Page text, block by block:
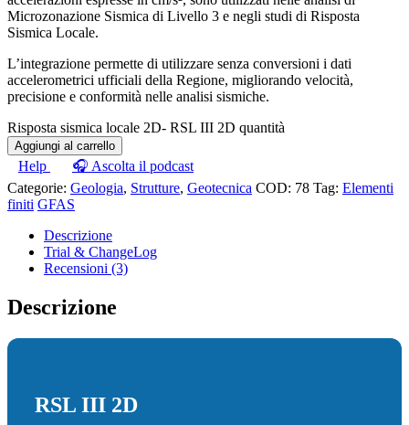
Microzonazione Sismica di Livello 3 e negli studi di Risposta
Sismica Locale.
L’integrazione permette di utilizzare senza conversioni i dati
accelerometrici ufficiali della Regione, migliorando velocità,
precisione e conformità nelle analisi sismiche.
Risposta sismica locale 2D- RSL III 2D quantità
Aggiungi al carrello
Help
🎧 Ascolta il podcast
Categorie: Geologia, Strutture, Geotecnica COD: 78 Tag: Elementi
finiti GFAS
Descrizione
Trial & ChangeLog
Recensioni (3)
Descrizione
RSL III 2D